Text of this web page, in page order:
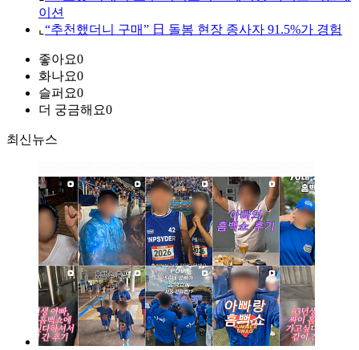
이션
⌞ “추천했더니 구매” 日 돌봄 현장 종사자 91.5%가 경험
좋아요0
화나요0
슬퍼요0
더 궁금해요0
최신뉴스